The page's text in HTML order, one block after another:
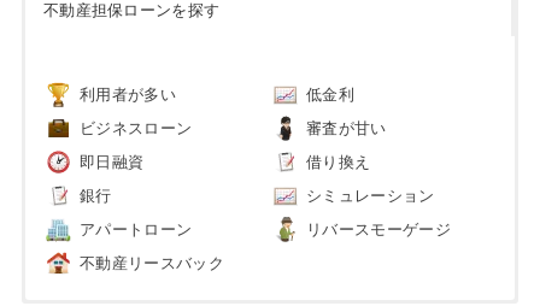
不動産担保ローンを探す
利用者が多い 低金利
ビジネスローン 審査が甘い
即日融資 借り換え
銀行 シミュレーション
アパートローン リバースモーゲージ
不動産リースバック